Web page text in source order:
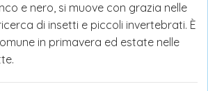
e nero, si muove con grazia nelle
di insetti e piccoli invertebrati. È
in primavera ed estate nelle